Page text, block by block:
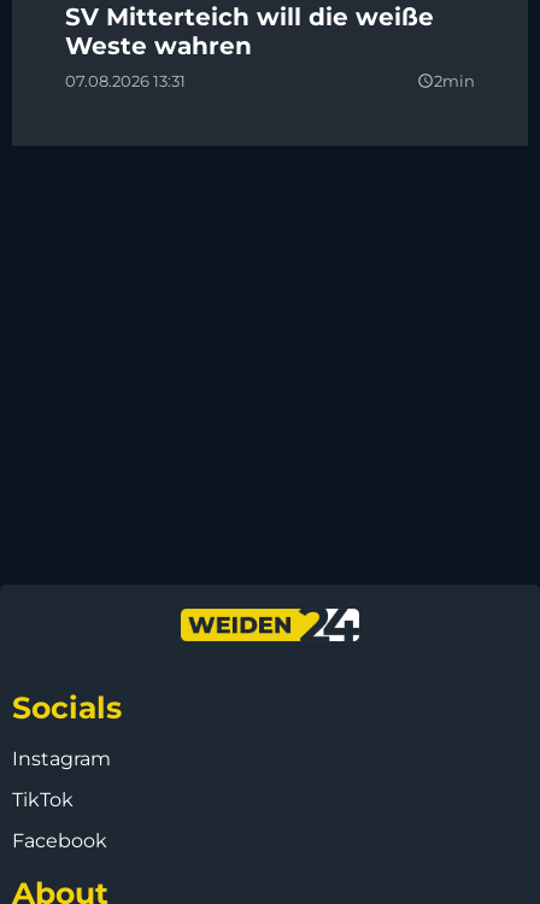
SV Mitterteich will die weiße
Weste wahren
07.08.2026 13:31 query_builder2min
Socials
Instagram
TikTok
Facebook
About